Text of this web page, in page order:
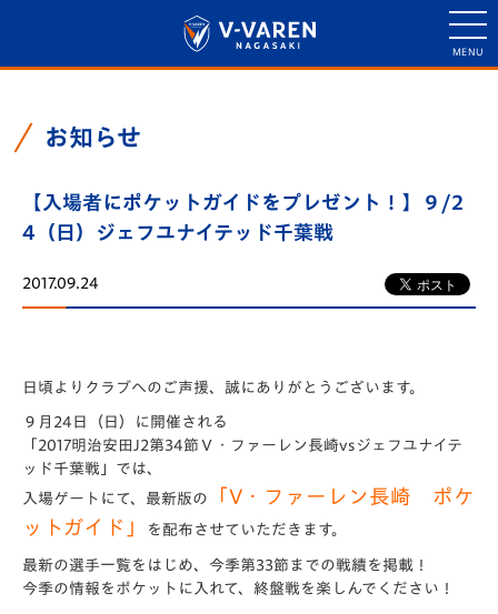
お知らせ
【入場者にポケットガイドをプレゼント！】９/2
4（日）ジェフユナイテッド千葉戦
2017.09.24
日頃よりクラブへのご声援、誠にありがとうございます。
９月24日（日）に開催される
「2017明治安田J2第34節Ｖ・ファーレン長崎vsジェフユナイテ
ッド千葉戦」では、
入場ゲートにて、最新版の
「V・ファーレン長崎 ポケ
ットガイド」
を配布させていただきます。
最新の選手一覧をはじめ、今季第33節までの戦績を掲載！
今季の情報をポケットに入れて、終盤戦を楽しんでください！